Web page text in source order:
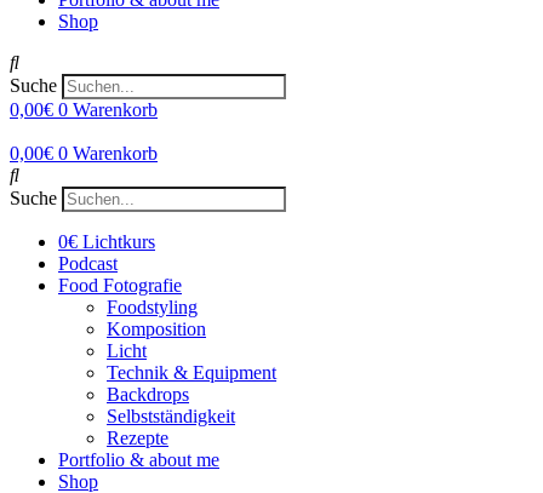
Shop
Suche
0,00€ 0 Warenkorb
0,00€ 0 Warenkorb
Suche
0€ Lichtkurs
Podcast
Food Fotografie
Foodstyling
Komposition
Licht
Technik & Equipment
Backdrops
Selbstständigkeit
Rezepte
Portfolio & about me
Shop